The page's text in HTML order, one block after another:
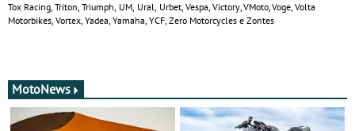
Tox Racing, Triton, Triumph, UM, Ural, Urbet, Vespa, Victory, VMoto, Voge, Volta
Motorbikes, Vortex, Yadea, Yamaha, YCF, Zero Motorcycles e Zontes
MotoNews